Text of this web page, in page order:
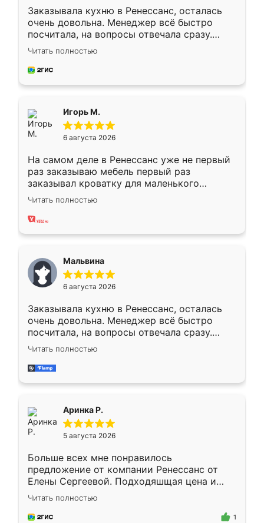
Заказывала кухню в Ренессанс, осталась
очень довольна. Менеджер всё быстро
посчитала, на вопросы отвечала сразу.
Замерщик приехал в субботу, подошёл к
делу со всей ответственностью. Собрали
за день, ребята работали аккуратно, даже
Читать полностью
Игорь М.
6 августа 2026
На самом деле в Ренессанс уже не первый
раз заказываю мебель первый раз
заказывал кроватку для маленького
ребёнка при его рождении ,во второй раз
заказал шкаф-купе. По качеству очень
хорошее сборка достаточно быстрая,
меньше, здесь же он более разнообразный.
Мне нравится ,если что-то потребуется из
мебели буду заказывать только здесь.
Читать полностью
Мальвина
6 августа 2026
Заказывала кухню в Ренессанс, осталась
очень довольна. Менеджер всё быстро
посчитала, на вопросы отвечала сразу.
Замерщик приехал в субботу, подошёл к
делу со всей ответственностью. Собрали
за день, ребята работали аккуратно, даже
Читать полностью
Аринка Р.
5 августа 2026
Больше всех мне понравилось
предложение от компании Ренессанс от
Елены Сергеевой. Подходяшщая цена и
короткие сроки изготовления. Приехавший
для замера сотрудник Владислав
предложил по моему эскизу самый
Читать полностью
1